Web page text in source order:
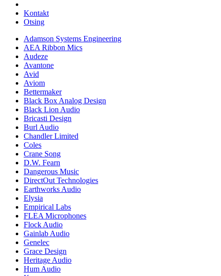
Kontakt
Otsing
Adamson Systems Engineering
AEA Ribbon Mics
Audeze
Avantone
Avid
Aviom
Bettermaker
Black Box Analog Design
Black Lion Audio
Bricasti Design
Burl Audio
Chandler Limited
Coles
Crane Song
D.W. Fearn
Dangerous Music
DirectOut Technologies
Earthworks Audio
Elysia
Empirical Labs
FLEA Microphones
Flock Audio
Gainlab Audio
Genelec
Grace Design
Heritage Audio
Hum Audio